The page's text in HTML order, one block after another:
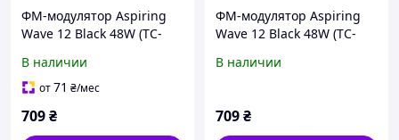
ФМ-модулятор Aspiring
Wave 12 Black 48W (TC-
В наличии
от71 ₴/мес
709₴
ФМ-модулятор Aspiring
Wave 12 Black 48W (TC-
В наличии
709₴